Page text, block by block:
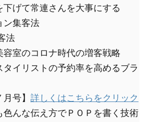
下げて常連さんを大事にする
ン集客法
法
容室のコロナ時代の増客戦略
タイリストの予約率を高めるブラ
号】 詳しくはこちらをクリック
色んな伝え方でＰＯＰを書く技術